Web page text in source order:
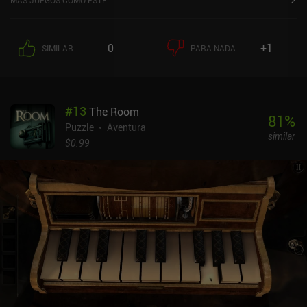
a los que hayan jugado al primer juego. Por ejemplo, seguimos
teniendo un ocular que nos permite ver marcas y manipular
variados, los puzles siguen estando bellamente representados y
son muy intrincados. Los controles también son excelentes, lo que
hace que la interacción con los distintos interruptores y botones
controles son fáciles de usar y todo resulta intuitivo. Como
advertencia, hay más elementos de terror que en su predecesor,
pero The Room 2 no es exactamente terrorífico: las imágenes
relacionadas con el terror están ahí simplemente para intensificar
la espeluznante atmósfera. The Room 2 es un juego premium de
1,99 $ sin anuncios ni IAP. Hay un sistema de pistas gratuito por si
nos atascamos, pero casi todos los puzles se pueden resolver con
un poco de pensamiento lógico, lo que hace que el juego sea lo
suficientemente difícil como para ser satisfactorio pero lo
SIMILAR 0 PARA NADA +1
#13 The Room
Puzzle
Aventura
$0.99
81%
similar